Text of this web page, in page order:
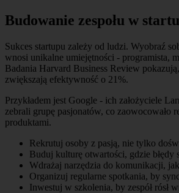
Budowanie zespołu w
Sukces startupu zależy od ludzi. Wyobraź
wnosi unikalne umiejętności - programista,
Badania Harvard Business Review
zwiększają efektywność o 21%.
Przykładem jest Google - ich założyciele
zebrali grupę pasjonatów, co zaowocowało
produktami.
Rekrutuj osoby z pasją, nie tylko
Buduj kulturę otwartości, gdzie błędy
Wdrażaj narzędzia do komunikacji,
Organizuj regularne spotkania, by
Inwestuj w szkolenia, by zespół rósł